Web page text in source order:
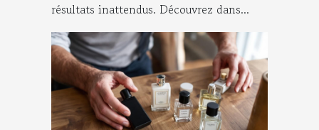
résultats inattendus. Découvrez dans...